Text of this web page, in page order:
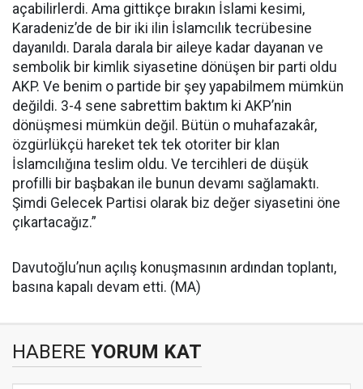
açabilirlerdi. Ama gittikçe bırakın İslami kesimi,
Karadeniz’de de bir iki ilin İslamcılık tecrübesine
dayanıldı. Darala darala bir aileye kadar dayanan ve
sembolik bir kimlik siyasetine dönüşen bir parti oldu
AKP. Ve benim o partide bir şey yapabilmem mümkün
değildi. 3-4 sene sabrettim baktım ki AKP’nin
dönüşmesi mümkün değil. Bütün o muhafazakâr,
özgürlükçü hareket tek tek otoriter bir klan
İslamcılığına teslim oldu. Ve tercihleri de düşük
profilli bir başbakan ile bunun devamı sağlamaktı.
Şimdi Gelecek Partisi olarak biz değer siyasetini öne
çıkartacağız.”
Davutoğlu’nun açılış konuşmasının ardından toplantı,
basına kapalı devam etti. (MA)
HABERE YORUM KAT